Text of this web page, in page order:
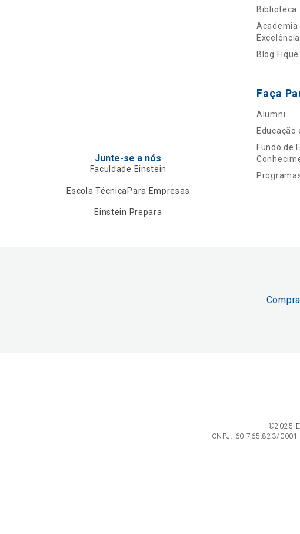
Junte-se a nós
Faculdade Einstein
Escola TécnicaPara Empresas
Einstein Prepara
Biblioteca
Academia
Blog
Faça
Alumni
Educação
Fundo de
©2025
CNPJ: 60.765.823/